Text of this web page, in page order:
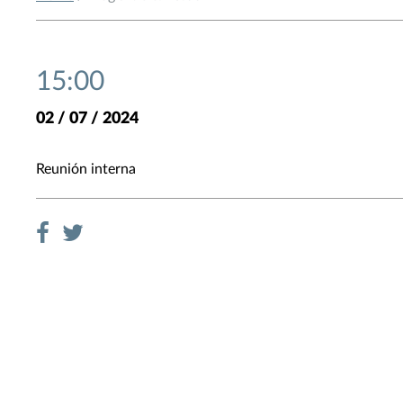
15:00
02 / 07 / 2024
Reunión interna